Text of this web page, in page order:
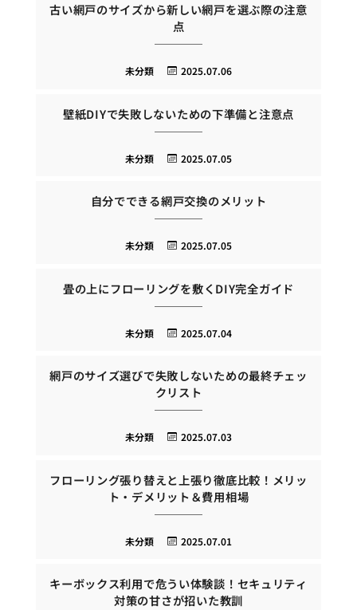
古い網戸のサイズから新しい網戸を選ぶ際の注意
点
2025.07.06
未分類
壁紙DIYで失敗しないための下準備と注意点
2025.07.05
未分類
自分でできる網戸交換のメリット
2025.07.05
未分類
畳の上にフローリングを敷くDIY完全ガイド
2025.07.04
未分類
網戸のサイズ選びで失敗しないための最終チェッ
クリスト
2025.07.03
未分類
フローリング張り替えと上張り徹底比較！メリッ
ト・デメリット＆費用相場
2025.07.01
未分類
キーボックス利用で危うい体験談！セキュリティ
対策の甘さが招いた教訓